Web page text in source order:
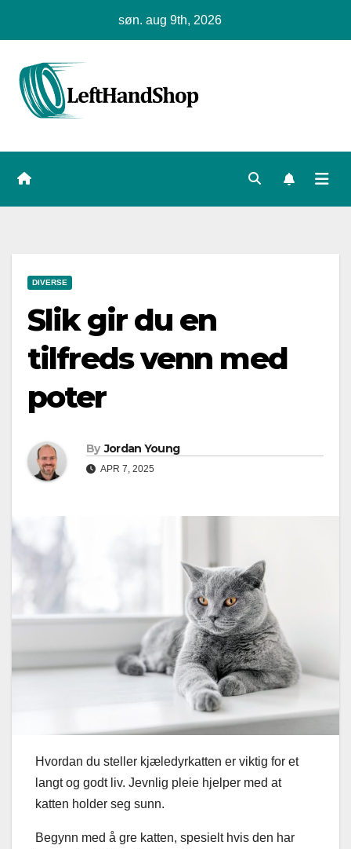
søn. aug 9th, 2026
DIVERSE
Slik gir du en
tilfreds venn med
poter
By Jordan Young
APR 7, 2025
Hvordan du steller kjæledyrkatten er viktig for et
langt og godt liv. Jevnlig pleie hjelper med at
katten holder seg sunn.
Begynn med å gre katten, spesielt hvis den har